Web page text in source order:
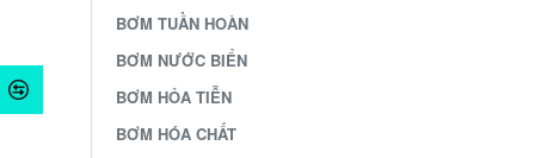
BƠM TUẦN HOÀN
BƠM NƯỚC BIỂN
BƠM HỎA TIỄN
BƠM HÓA CHẤT